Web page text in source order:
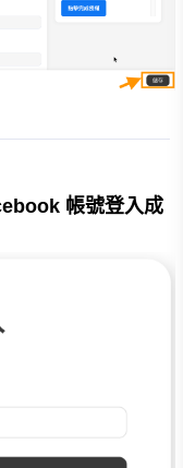
帳號登入成